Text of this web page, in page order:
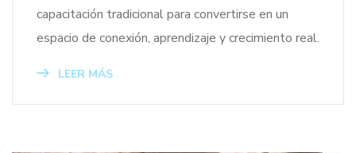
capacitación tradicional para convertirse en un
espacio de conexión, aprendizaje y crecimiento real.
LEER MÁS